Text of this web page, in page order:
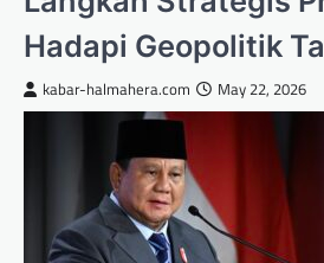
Hadapi Geopolitik
kabar-halmahera.com May 22, 2026